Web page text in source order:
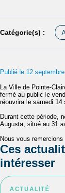
Catégorie(s) :
Publié le 12
La Ville de Pointe-
fermé au public le
réouvrira le samedi 14
Durant cette période,
Augusta, situé au 31
Nous vous remercions
Ces
intéresser
ACTUALITÉ